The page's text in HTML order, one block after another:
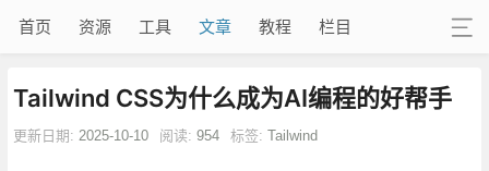
首页 资源 工具 文章 教程 栏目
Tailwind CSS为什么成为AI编程的好帮手
更新日期: 2025-10-10 阅读: 954 标签: Tailwind